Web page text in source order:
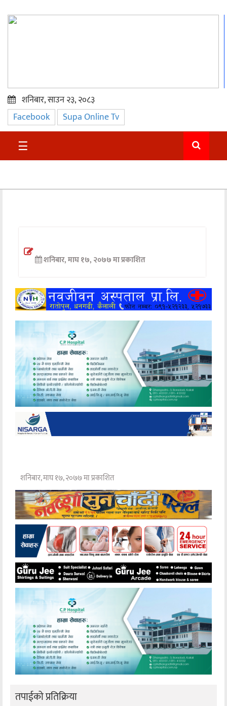
प्रमुख
समाचार
सुदुर
अन्तर्वार्ता
खेलकुद
मनोरञ्जन
अन्य
शनिबार, साउन २३, २०८३
Facebook Supa Online Tv
☰
शनिबार, माघ १७, २०७७ मा प्रकाशित
शनिबार, माघ १७, २०७७ मा प्रकाशित
तपाईको प्रतिक्रिया